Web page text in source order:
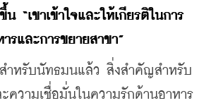
“เขาเข้าใจและให้เกียรติในการ
รและการขยายสาขา”
หรับนัทธมนแล้ว สิ่งสำคัญสำหรับ
ความเชื่อมั่นในความรักด้านอาหาร